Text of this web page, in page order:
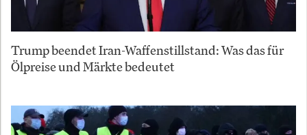
Trump beendet Iran-Waffenstillstand: Was das für
Ölpreise und Märkte bedeutet